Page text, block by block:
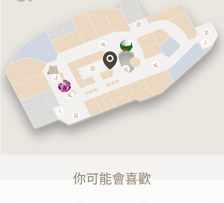
你可能會喜歡